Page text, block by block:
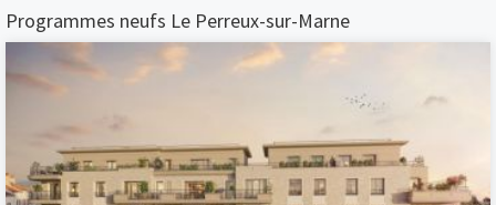
familles en quête d’un cadre de vie sécurisé, actifs travaillant
à Paris ou dans les pôles d’emploi du Val-de-Marne, ainsi que
des acquéreurs en quête d’une résidence principale alliant
confort moderne et proximité immédiate des berges de
Marne. L’immobilier neuf au Perreux-sur-Marne représente
aujourd’hui un segment de marché particulièrement prisé
dans l’est parisien, conjuguant la rareté du foncier,
l’excellence des constructions contemporaines et l’attrait
indéfectible d’une ville où il fait bon vivre. Les programmes
Programmes neufs Le Perreux-sur-Marne